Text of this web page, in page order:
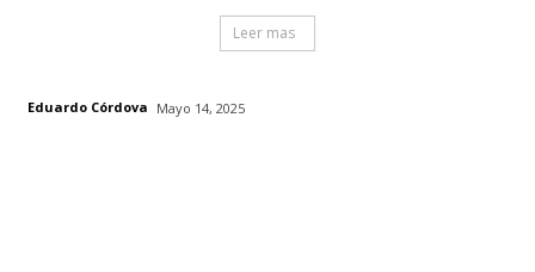
Leer mas
Eduardo Córdova Mayo 14, 2025